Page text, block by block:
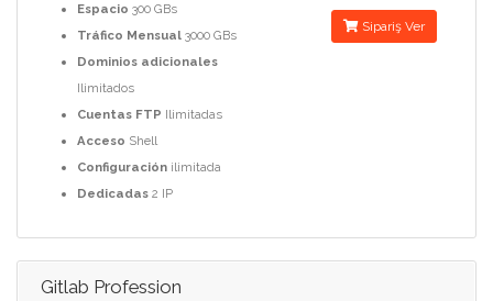
Espacio 300 GBs
Tráfico Mensual 3000 GBs
Dominios adicionales
Ilimitados
Cuentas FTP Ilimitadas
Acceso Shell
Configuración ilimitada
Dedicadas 2 IP
Sipariş Ver
Gitlab Profession